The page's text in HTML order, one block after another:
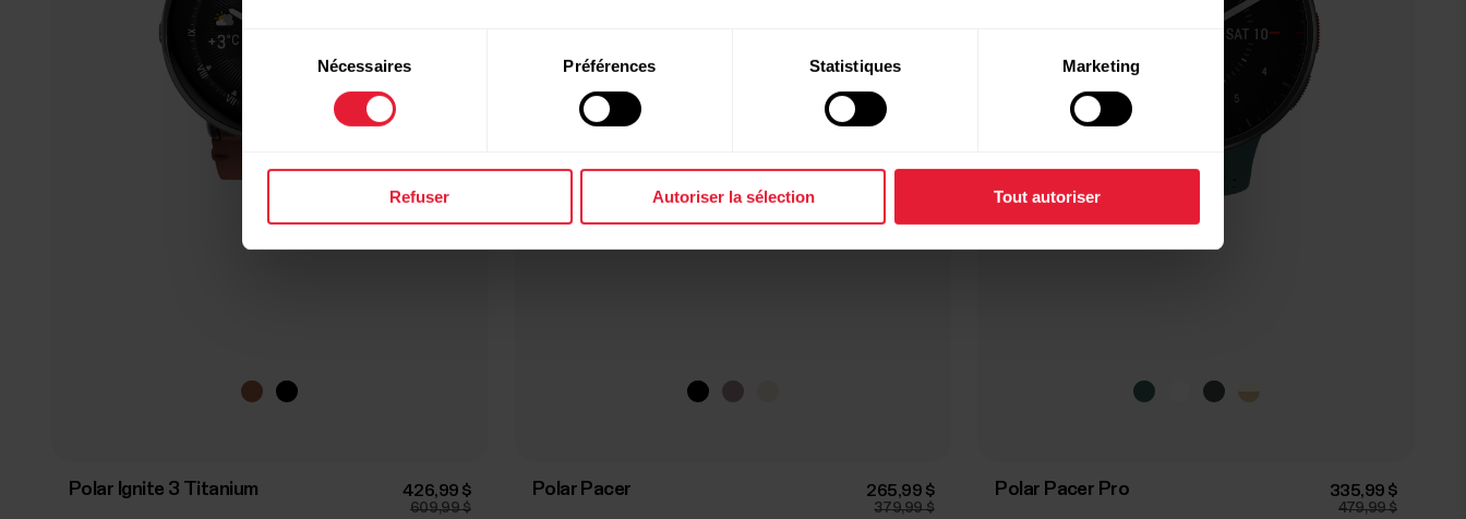
consentement
Nécessaires Préférences Statistiques Marketing
Refuser Autoriser la sélection Tout autoriser
Polar Ignite 3 Titanium 426,99 $
609,99 $
Polar Pacer 265,99 $
379,99 $
Polar Pacer Pro 335,99 $
479,99 $